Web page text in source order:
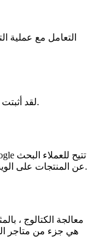
لقد أثبتت تجربتنا أن هذه هي جزء مهم من إنجاز المهمة.
عن المنتجات على الويب والتفكير في تكلفة المنتج للعديد من التجار.
معالجة الكتالوج ،
هي جزء من متاجر